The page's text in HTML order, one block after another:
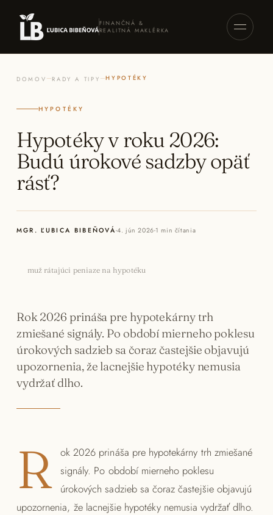
FINANČNÁ &
REALITNÁ MAKLÉRKA
ZAVOLAŤ
+421 903 685 322
lubica.bibenova@fingopartner.sk
DOMOV —RADY A TIPY —HYPOTÉKY
HYPOTÉKY
Hypotéky v roku 2026:
Budú úrokové sadzby opäť
rásť?
MGR. ĽUBICA BIBEŇOVÁ4. jún 20261 min čítania
muž rátajúci peniaze na hypotéku
Rok 2026 prináša pre hypotekárny trh
zmiešané signály. Po období mierneho poklesu
úrokových sadzieb sa čoraz častejšie objavujú
upozornenia, že lacnejšie hypotéky nemusia
vydržať dlho.
R ok 2026 prináša pre hypotekárny trh zmiešané
signály. Po období mierneho poklesu
úrokových sadzieb sa čoraz častejšie objavujú
upozornenia, že lacnejšie hypotéky nemusia vydržať dlho.